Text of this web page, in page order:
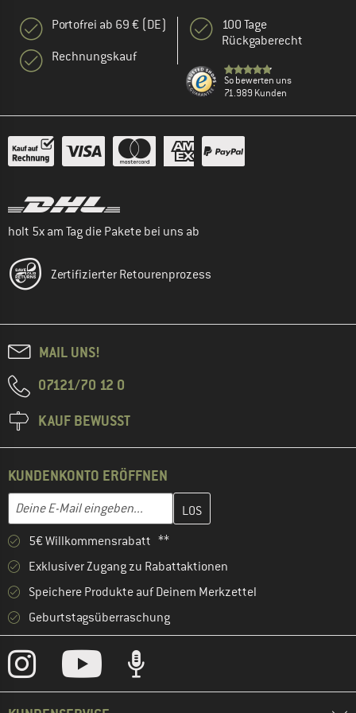
Portofrei ab 69 € (DE)
Rechnungskauf
100 Tage
Rückgaberecht
So bewerten uns
71.989 Kunden
holt 5x am Tag die Pakete bei uns ab
Zertifizierter Retourenprozess
MAIL UNS!
07121/70 12 0
KAUF BEWUSST
KUNDENKONTO ERÖFFNEN
E-Mail-Adresse
Gib hier deine E-Mail-Adresse ein und erstelle im nächsten
5€ Willkommensrabatt **
Exklusiver Zugang zu Rabattaktionen
Speichere Produkte auf Deinem Merkzettel
Geburtstagsüberraschung